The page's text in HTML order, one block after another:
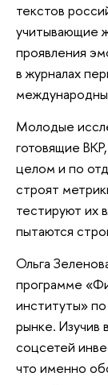
текстов
учитывающие
проявления
в журналах
Молодые
готовящие
целом и по
строят
тестируют их
пытаются
Ольга
программе
институты»
рынке. Изучив
соцсетей
что именно